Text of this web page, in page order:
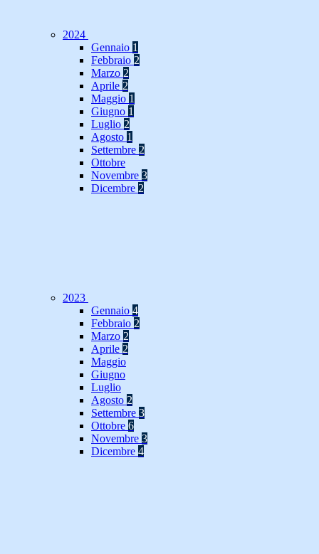
2024
Gennaio 1
Febbraio 2
Marzo 2
Aprile 2
Maggio 1
Giugno 1
Luglio 2
Agosto 1
Settembre 2
Ottobre
Novembre 3
Dicembre 2
2023
Gennaio 4
Febbraio 2
Marzo 2
Aprile 2
Maggio
Giugno
Luglio
Agosto 2
Settembre 3
Ottobre 6
Novembre 3
Dicembre 4